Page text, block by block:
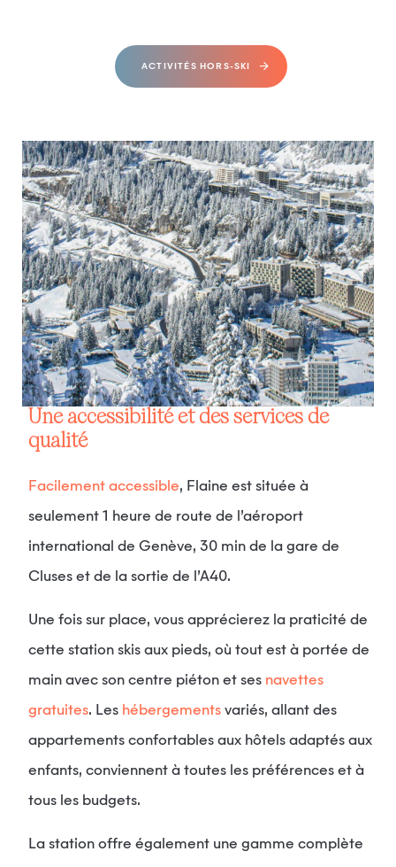
ACTIVITÉS HORS-SKI
Une accessibilité et des services de
qualité
Facilement accessible, Flaine est située à
seulement 1 heure de route de l’aéroport
international de Genève, 30 min de la gare de
Cluses et de la sortie de l’A40.
Une fois sur place, vous apprécierez la praticité de
cette station skis aux pieds, où tout est à portée de
main avec son centre piéton et ses navettes
gratuites. Les hébergements variés, allant des
appartements confortables aux hôtels adaptés aux
enfants, conviennent à toutes les préférences et à
tous les budgets.
La station offre également une gamme complète